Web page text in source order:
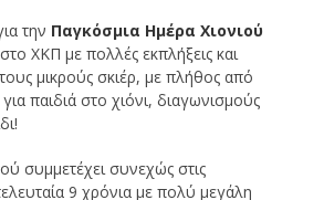
την Παγκόσμια Ημέρα Χιονιού
ΧΚΠ με πολλές εκπλήξεις και
μικρούς σκιέρ, με πλήθος από
παιδιά στο χιόνι, διαγωνισμούς
συμμετέχει συνεχώς στις
9 χρόνια με πολύ μεγάλη